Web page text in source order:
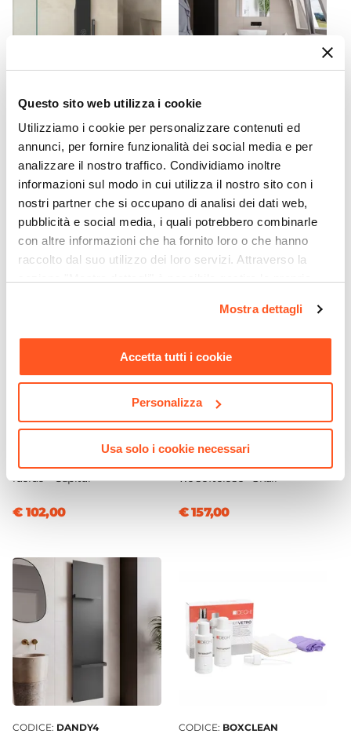
Questo sito web utilizza i cookie
Utilizziamo i cookie per personalizzare contenuti ed
annunci, per fornire funzionalità dei social media e per
analizzare il nostro traffico. Condividiamo inoltre
informazioni sul modo in cui utilizza il nostro sito con i
nostri partner che si occupano di analisi dei dati web,
pubblicità e social media, i quali potrebbero combinarle
con altre informazioni che ha fornito loro o che hanno
raccolto dal suo utilizzo dei loro servizi. Attraverso la
momento. Per maggiori informazioni si invita a leggere la
Mostra dettagli
Accetta tutti i cookie
Personalizza
Usa solo i cookie necessari
80 cm
Incluso|Riducibile da 100 fino a 50 cm
CODICE:SLY-PN
Pannello doccia nero - Saily
€ 147,00
CODICE:ANM-6PN
Mobile bagno portalavabo
60 cm nero opaco con
cassetti - Anami
€ 240,00
CODICE:CTL-64B
Lavabo d'appoggio
36,5x24,5 h cm bianco
lucido - Capital
€ 102,00
CODICE:SKL-VBBL
Sanitari filomuro in
wc softclose - Skall
€ 157,00
CODICE: DANDY4 CODICE: BOXCLEAN